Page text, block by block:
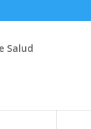
Salud